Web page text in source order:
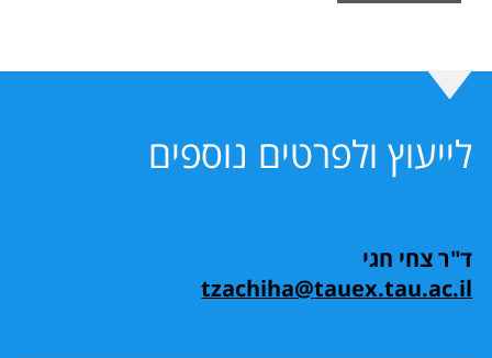
לייעוץ ולפרטים נוספים
ד"ר צחי חגי
tzachiha@tauex.tau.ac.il